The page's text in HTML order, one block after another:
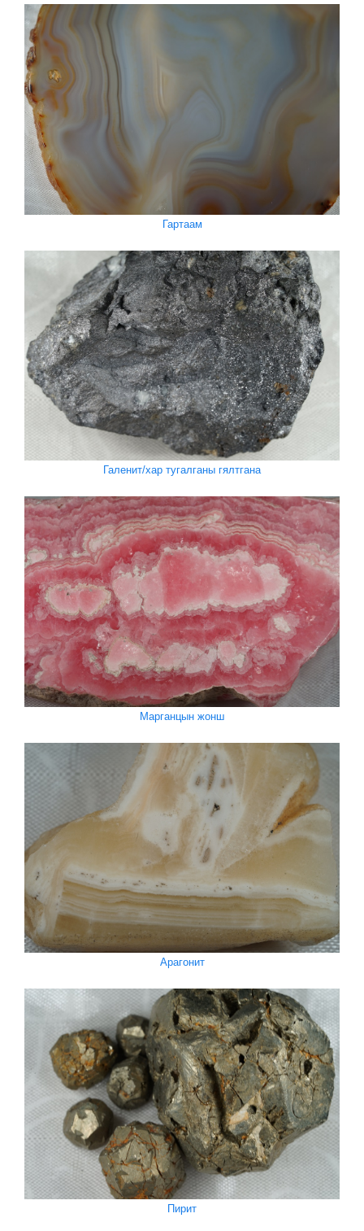
Гартаам
Галенит/хар тугалганы гялтгана
Марганцын жонш
Арагонит
Пирит